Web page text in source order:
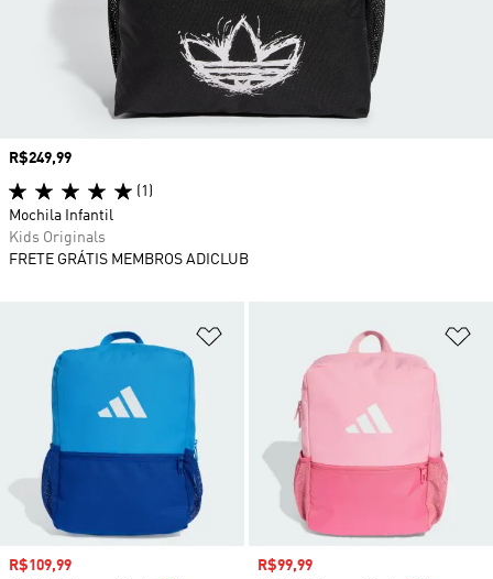
Adicionar à Lista de Desejos
Preço com desconto
R$109,99 Preço com desconto
R$99,99
Preço
R$249,99
(1)
Mochila Infantil
Kids Originals
FRETE GRÁTIS MEMBROS ADICLUB